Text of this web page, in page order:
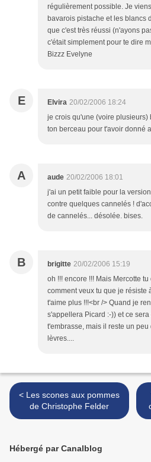
régulièrement possible. Je
bavarois pistache et les blancs
que c'est très réussi (n'ayons
c'était simplement pour te dire
Bizzz Evelyne
E Elvira 20/02/2006 18:24
je crois qu'une (voire plusieurs)
ton berceau pour t'avoir donné
A aude 20/02/2006 18:01
j'ai un petit faible pour la
contre quelques cannelés !
de cannelés... désolée. bises.
B brigitte 20/02/2006 15:19
oh !!! encore !!! Mais Mercotte
comment veux tu que je résiste
t'aime plus !!!<br /> Quand je
s'appellera Picard :-)) et ce
t'embrasse, mais il reste un
lèvres....
< Les scones aux pommes
de Christophe Felder
Hébergé par Canalblog